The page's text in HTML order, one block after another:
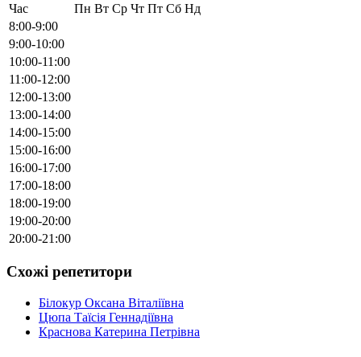
Час Пн Вт Ср Чт Пт Сб Нд
8:00-9:00
9:00-10:00
10:00-11:00
11:00-12:00
12:00-13:00
13:00-14:00
14:00-15:00
15:00-16:00
16:00-17:00
17:00-18:00
18:00-19:00
19:00-20:00
20:00-21:00
Схожі репетитори
Білокур Оксана Віталіївна
Цюпа Таїсія Геннадіївна
Краснова Катерина Петрівна